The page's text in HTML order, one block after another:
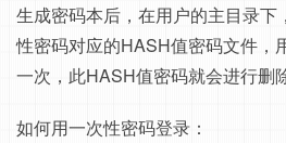
生成密码本后，在用户的主目录下
性密码对应的HASH值密码文件，
一次，此HASH值密码就会进行删
如何用一次性密码登录：